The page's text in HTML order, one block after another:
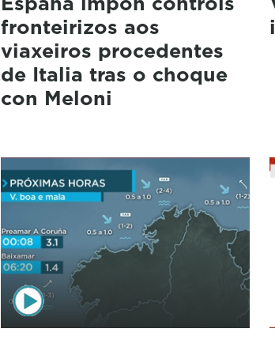
fronteirizos aos
viaxeiros procedentes
de Italia tras o choque
con Meloni